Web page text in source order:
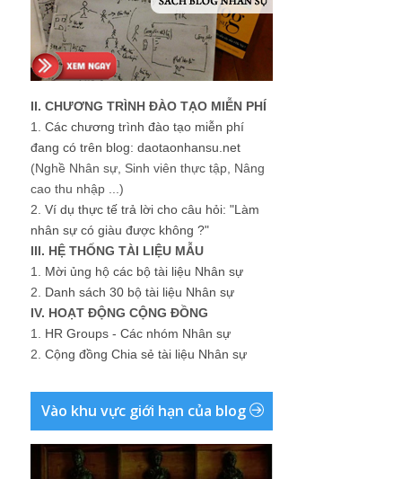
II. CHƯƠNG TRÌNH ĐÀO TẠO MIỄN PHÍ
1. Các chương trình đào tạo miễn phí
đang có trên blog: daotaonhansu.net
(Nghề Nhân sự, Sinh viên thực tập, Nâng
cao thu nhập ...)
2. Ví dụ thực tế trả lời cho câu hỏi: "Làm
nhân sự có giàu được không ?"
III. HỆ THỐNG TÀI LIỆU MẪU
1. Mời ủng hộ các bộ tài liệu Nhân sự
2. Danh sách 30 bộ tài liệu Nhân sự
IV. HOẠT ĐỘNG CỘNG ĐỒNG
1. HR Groups - Các nhóm Nhân sự
2. Cộng đồng Chia sẻ tài liệu Nhân sự
Vào khu vực giới hạn của blog